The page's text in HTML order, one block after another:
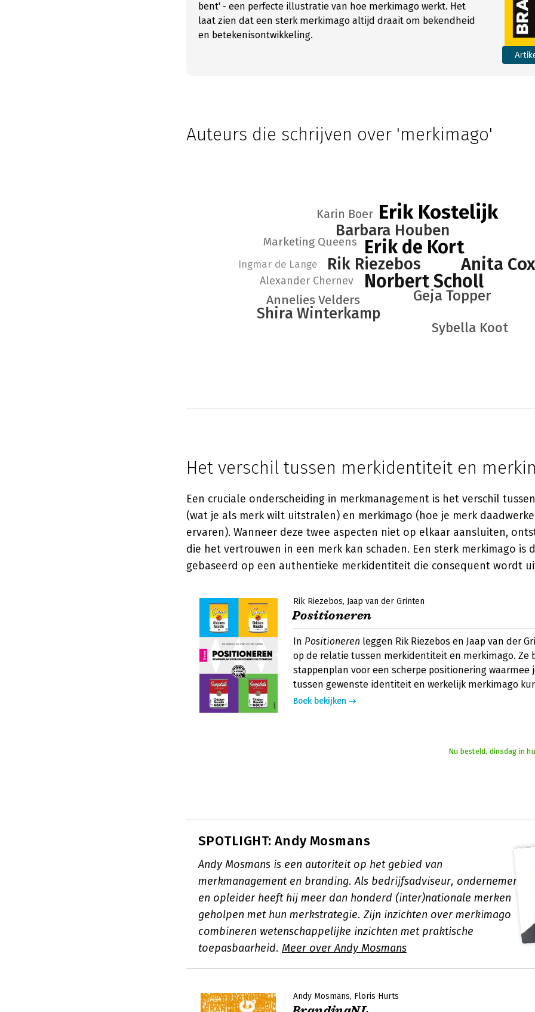
bent' - een perfecte illustratie van hoe merkimago werkt. Het
laat zien dat een sterk merkimago altijd draait om bekendheid
en betekenisontwikkeling.
Auteurs die schrijven over 'merkimago'
Erik Kostelijk
Erik de Kort
Norbert Scholl
Anita Cox
Rik Riezebos
Barbara Houben
Shira Winterkamp
Geja Topper
Sybella Koot
Annelies Velders
Karin Boer
Marketing Queens
Alexander Chernev
Ingmar de Lange
Het verschil tussen merkidentiteit en
Een cruciale onderscheiding in merkmanagement is het verschil
(wat je als merk wilt uitstralen) en merkimago (hoe je merk
ervaren). Wanneer deze twee aspecten niet op elkaar aansluiten,
die het vertrouwen in een merk kan schaden. Een sterk merkimago is
gebaseerd op een authentieke merkidentiteit die consequent wordt
Rik Riezebos Jaap van der Grinten
Positioneren
In Positioneren leggen Rik Riezebos en Jaap van der
op de relatie tussen merkidentiteit en merkimago. Ze
stappenplan voor een scherpe positionering waarmee
tussen gewenste identiteit en werkelijk merkimago
Boek bekijken
Nu besteld, dinsdag in
SPOTLIGHT: Andy Mosmans
Andy Mosmans is een autoriteit op het gebied van
merkmanagement en branding. Als bedrijfsadviseur, ondernemer
en opleider heeft hij meer dan honderd (inter)nationale merken
geholpen met hun merkstrategie. Zijn inzichten over merkimago
combineren wetenschappelijke inzichten met praktische
toepasbaarheid. Meer over Andy Mosmans
Andy Mosmans Floris Hurts